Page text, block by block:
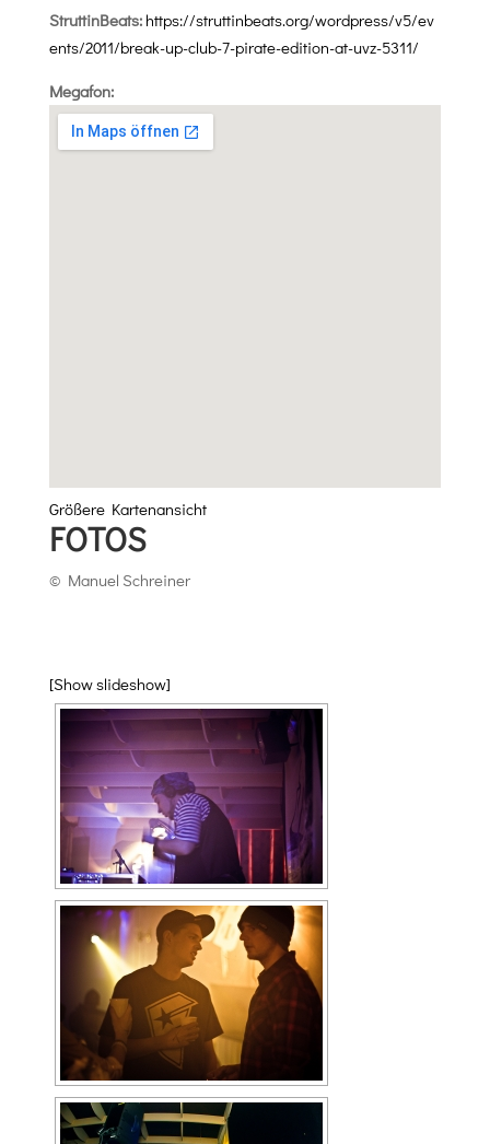
StruttinBeats: https://struttinbeats.org/wordpress/v5/ev
ents/2011/break-up-club-7-pirate-edition-at-uvz-5311/
Megafon:
Größere Kartenansicht
FOTOS
© Manuel Schreiner
[Show slideshow]